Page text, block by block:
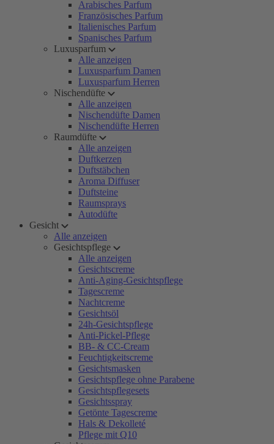
Arabisches Parfum
Französisches Parfum
Italienisches Parfum
Spanisches Parfum
Luxusparfum
Alle anzeigen
Luxusparfum Damen
Luxusparfum Herren
Nischendüfte
Alle anzeigen
Nischendüfte Damen
Nischendüfte Herren
Raumdüfte
Alle anzeigen
Duftkerzen
Duftstäbchen
Aroma Diffuser
Duftsteine
Raumsprays
Autodüfte
Gesicht
Alle anzeigen
Gesichtspflege
Alle anzeigen
Gesichtscreme
Anti-Aging-Gesichtspflege
Tagescreme
Nachtcreme
Gesichtsöl
24h-Gesichtspflege
Anti-Pickel-Pflege
BB- & CC-Cream
Feuchtigkeitscreme
Gesichtsmasken
Gesichtspflege ohne Parabene
Gesichtspflegesets
Gesichtsspray
Getönte Tagescreme
Hals & Dekolleté
Pflege mit Q10